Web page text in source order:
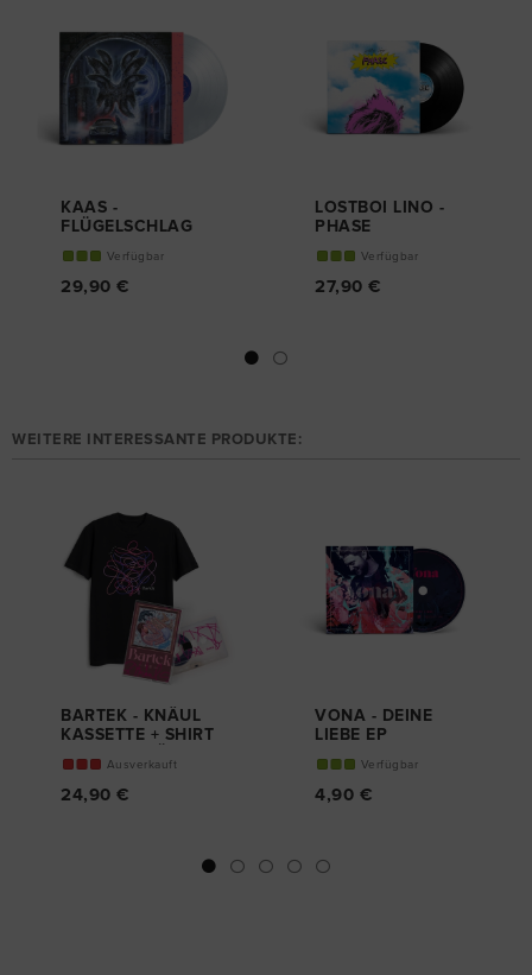
KAAS -
FLÜGELSCHLAG
EDITONVerfügbar
29,90 €
LOSTBOI LINO -
PHASE
Verfügbar
27,90 €
WEITERE INTERESSANTE PRODUKTE:
BARTEK - KNÄUL
KASSETTE + SHIRT
Ausverkauft
24,90 €
VONA - DEINE
LIEBE EP
Verfügbar
4,90 €